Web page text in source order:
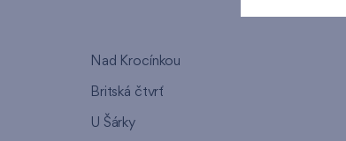
Nad Krocínkou
Britská čtvrť
U Šárky